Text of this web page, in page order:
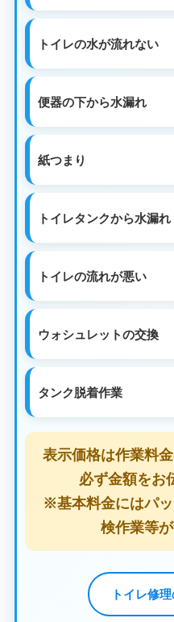
トイレの水が流れない
便器の下から水漏れ
紙つまり
トイレタンクから水漏れ
トイレの流れが悪い
ウォシュレットの交換
タンク脱着作業
表示価格は作業料
必ず金額をお
※基本料金にはパ
検作業等が
トイレ修